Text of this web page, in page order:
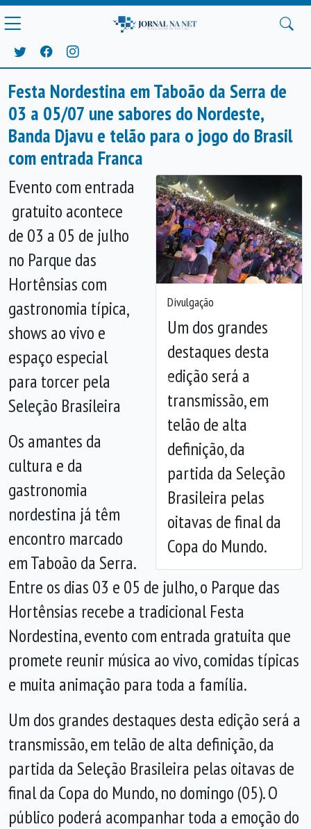
Festa Nordestina em Taboão da Serra de
03 a 05/07 une sabores do Nordeste,
Banda Djavu e telão para o jogo do Brasil
com entrada Franca
Divulgação
Um dos grandes
destaques desta
edição será a
transmissão, em
telão de alta
definição, da
partida da Seleção
Brasileira pelas
oitavas de final da
Copa do Mundo.
Anterior
Evento com entrada
gratuito acontece
de 03 a 05 de julho
no Parque das
Hortênsias com
gastronomia típica,
shows ao vivo e
espaço especial
para torcer pela
Seleção Brasileira
Os amantes da
cultura e da
gastronomia
nordestina já têm
encontro marcado
em Taboão da Serra.
Entre os dias 03 e 05 de julho, o Parque das
Hortênsias recebe a tradicional Festa
Nordestina, evento com entrada gratuita que
promete reunir música ao vivo, comidas típicas
e muita animação para toda a família.
Um dos grandes destaques desta edição será a
transmissão, em telão de alta definição, da
partida da Seleção Brasileira pelas oitavas de
final da Copa do Mundo, no domingo (05). O
público poderá acompanhar toda a emoção do